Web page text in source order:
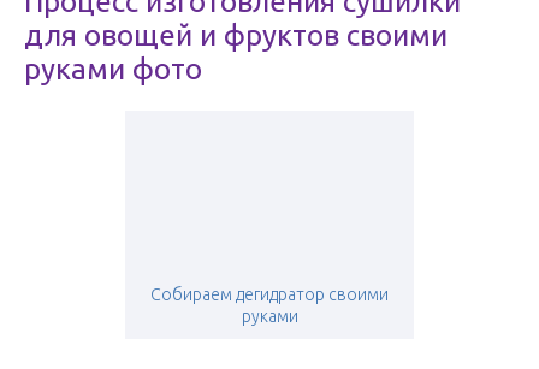
для овощей и фруктов своими
руками фото
Собираем дегидратор своими
руками